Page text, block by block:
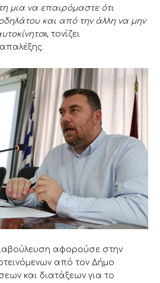
μια να επαιρόμαστε ότι
και από την άλλη να μην
», τονίζει
αφορούσε στην
από τον Δήμο
και διατάξεων για το